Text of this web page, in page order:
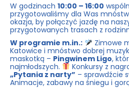
W godzinach 10:00 – 16:00
przygotowaliśmy dla Was
okazja, by połączyć jazdę na
przygotowanych trasach z
W programie m.in.:
Zimowe
Katowice i mnóstwo dobrej
maskotką – Pingwinem Ligo,
najmłodszych.
Konkursy z
„Pytania z narty” – sprawdźcie
Animacje, zabawy na śniegu i